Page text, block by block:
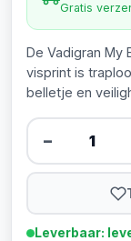
Gratis
De Vadigran My
visprint is
belletje en
−
Leverbaar: